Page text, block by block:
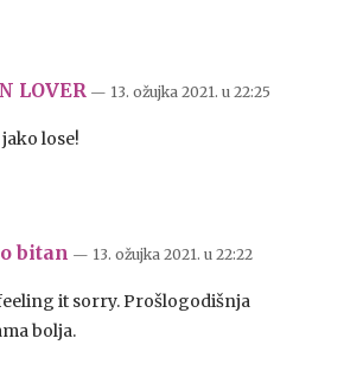
LOVER — 13. ožujka 2021. u 22:25
lose!
bitan — 13. ožujka 2021. u 22:22
it sorry. Prošlogodišnja
bolja.